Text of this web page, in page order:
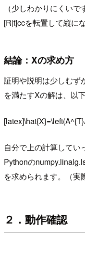
（少しわかりにくい
[R|t]ccを転置して縦に
結論：Xの求め方
証明や説明は少しむず
を満たすXの解は、以
自分で上の計算してい
Pythonの
を求められます。（実
２．動作確認